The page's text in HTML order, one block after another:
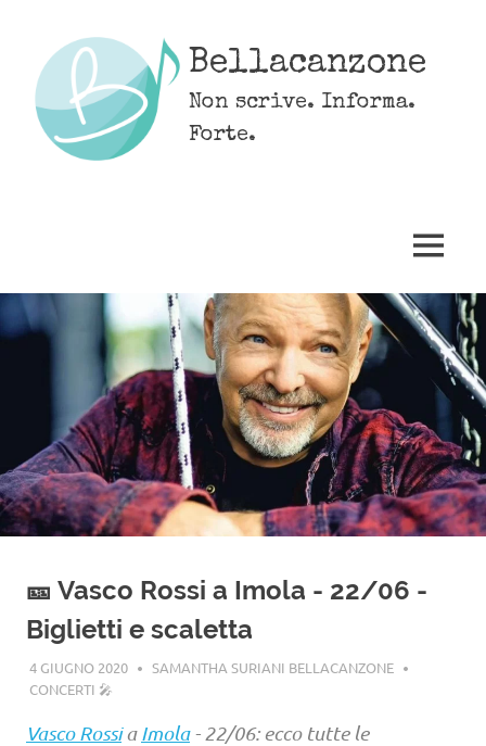
content
Bellacanzone
Non scrive. Informa.
Forte.
MENU
🎫 Vasco Rossi a Imola - 22/06 -
Biglietti e scaletta
4 GIUGNO 2020
SAMANTHA SURIANI BELLACANZONE
CONCERTI 🎤
Vasco RossiaImola- 22/06: ecco tutte le